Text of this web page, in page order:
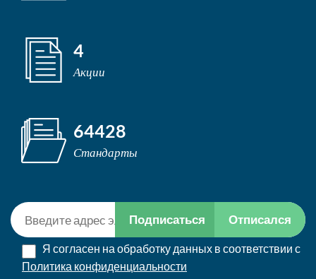
4
Акции
64428
Стандарты
Подписаться Отписался
Я согласен на обработку данных в соответствии с
Политика конфиденциальности